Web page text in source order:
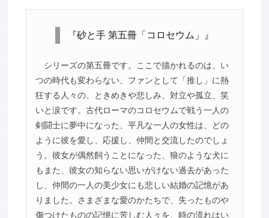
『砂と手 第五冊「コロセウム」』
シリーズの第五冊です。ここで描かれるのは、い
つの時代も変わらない、ファンとして「推し」に熱
狂する人々の、ときめきや悲しみ、対立や孤立、笑
いと涙です。古代ローマのコロセウムで戦う一人の
剣闘士に夢中になった、平凡な一人の女性は、どの
ように彼を愛し、応援し、仲間と交流したのでしょ
う。彼女が偶然飼うことになった、狼のような犬に
もまた、彼女の知らない思いがけない過去があった
し、仲間の一人の美少女にも悲しい結婚の記憶があ
りました。さまざまな愛のかたちで、失ったものや
傷つけたものの記憶に苦しむ人々を、時の流れはい